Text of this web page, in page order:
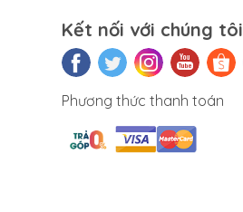
Kết nối với chúng tôi
Phương thức thanh toán